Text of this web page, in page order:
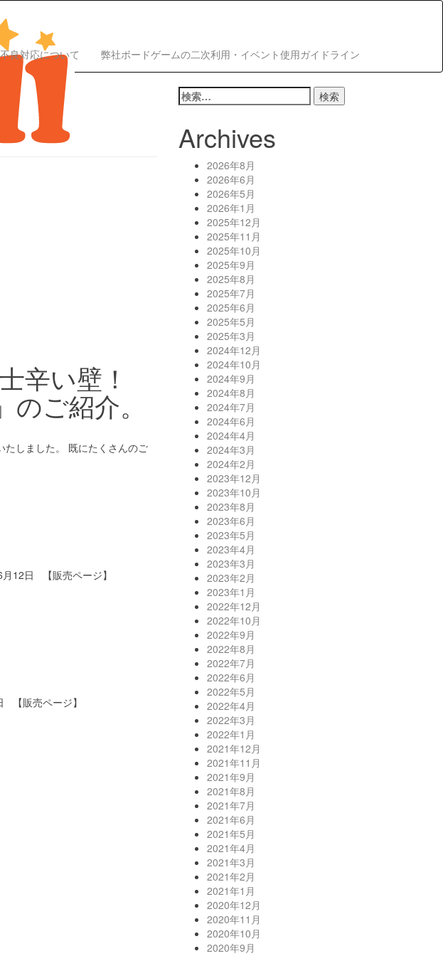
良対応について 弊社ボードゲームの二次利用・イベント使用ガイドライン
辛い壁！
ご紹介。
しました。 既にたくさんのご
12日 【販売ページ】
【販売ページ】
検
索:
Archives
2026年8月
2026年6月
2026年5月
2026年1月
2025年12月
2025年11月
2025年10月
2025年9月
2025年8月
2025年7月
2025年6月
2025年5月
2025年3月
2024年12月
2024年10月
2024年9月
2024年8月
2024年7月
2024年6月
2024年4月
2024年3月
2024年2月
2023年12月
2023年10月
2023年8月
2023年6月
2023年5月
2023年4月
2023年3月
2023年2月
2023年1月
2022年12月
2022年10月
2022年9月
2022年8月
2022年7月
2022年6月
2022年5月
2022年4月
2022年3月
2022年1月
2021年12月
2021年11月
2021年9月
2021年8月
2021年7月
2021年6月
2021年5月
2021年4月
2021年3月
2021年2月
2021年1月
2020年12月
2020年11月
2020年10月
2020年9月